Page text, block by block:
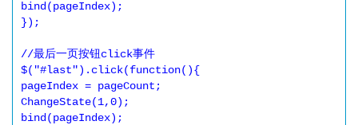
bind(pageIndex);
});
//最后一页按钮click事件
$("#last").click(function(){
pageIndex = pageCount;
ChangeState(1,0);
bind(pageIndex);